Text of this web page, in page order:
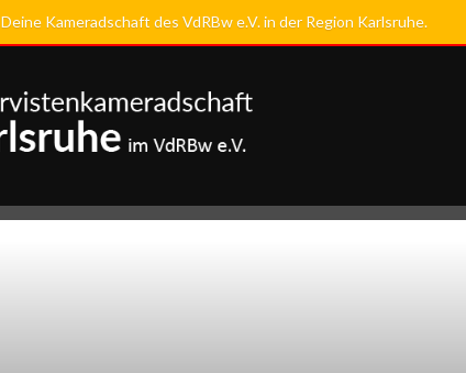
Deine Kameradschaft des VdRBw e.V. in der Region Karlsruhe.